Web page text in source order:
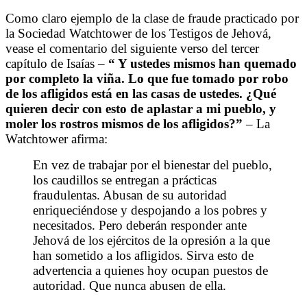
Como claro ejemplo de la clase de fraude practicado por
la Sociedad Watchtower de los Testigos de Jehová,
vease el comentario del siguiente verso del tercer
capítulo de Isaías – “ Y ustedes mismos han quemado
por completo la viña. Lo que fue tomado por robo
de los afligidos está en las casas de ustedes. ¿Qué
quieren decir con esto de aplastar a mi pueblo, y
moler los rostros mismos de los afligidos?”– La
Watchtower afirma:
En vez de trabajar por el bienestar del pueblo,
los caudillos se entregan a prácticas
fraudulentas. Abusan de su autoridad
enriqueciéndose y despojando a los pobres y
necesitados. Pero deberán responder ante
Jehová de los ejércitos de la opresión a la que
han sometido a los afligidos. Sirva esto de
advertencia a quienes hoy ocupan puestos de
autoridad. Que nunca abusen de ella.